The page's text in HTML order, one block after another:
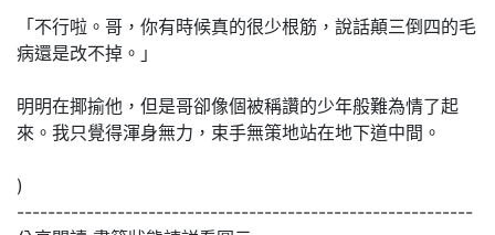
「不行啦。哥，你有時候真的很少根筋，說話顛三倒四的毛
病還是改不掉。」
明明在揶揄他，但是哥卻像個被稱讚的少年般難為情了起
來。我只覺得渾身無力，束手無策地站在地下道中間。
)
-----------------------------------------------------------